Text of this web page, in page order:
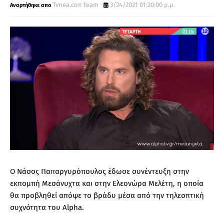
Tvnea.con team 3/24/2021 01:20:00 μ.μ.
Ο Νάσος Παπαργυρόπουλος έδωσε συνέντευξη στην
εκπομπή Μεσάνυχτα και στην Ελεονώρα Μελέτη, η οποία
θα προβληθεί απόψε το βράδυ μέσα από την τηλεοπτική
συχνότητα του Alpha.